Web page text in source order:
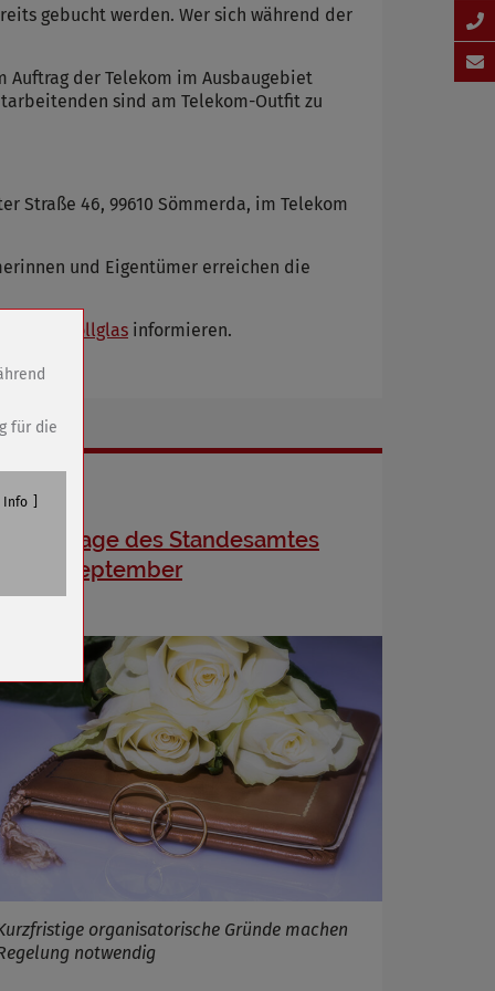
gebucht werden. Wer sich während der
der Telekom im Ausbaugebiet
sind am Telekom-Outfit zu
Straße 46, 99610 Sömmerda, im Telekom
und Eigentümer erreichen die
vollglas informieren.
Schließtage des Standesamtes
bis 13. September
organisatorische Gründe machen
notwendig
für die
Info